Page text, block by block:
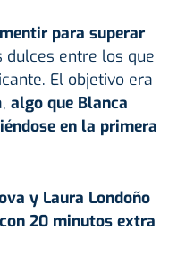
para superar
entre los que
El objetivo era
algo que Blanca
en la primera
y Laura Londoño
20 minutos extra